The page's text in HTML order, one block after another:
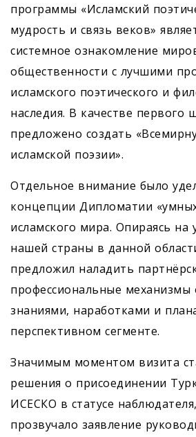
программы «Исламский
мудрость и связь веков»
системное ознакомление
общественности с лучшими
исламского поэтического и
наследия. В качестве первого
предложено создать
исламской поэзии».
Отдельное внимание было
концепции Дипломатии
исламского мира. Опираясь
нашей страны в данной
предложил наладить
профессиональные
знаниями, наработками и
перспективном сегменте.
Значимым моментом визита
решения о присоединении
ИСЕСКО в статусе
прозвучало заявление